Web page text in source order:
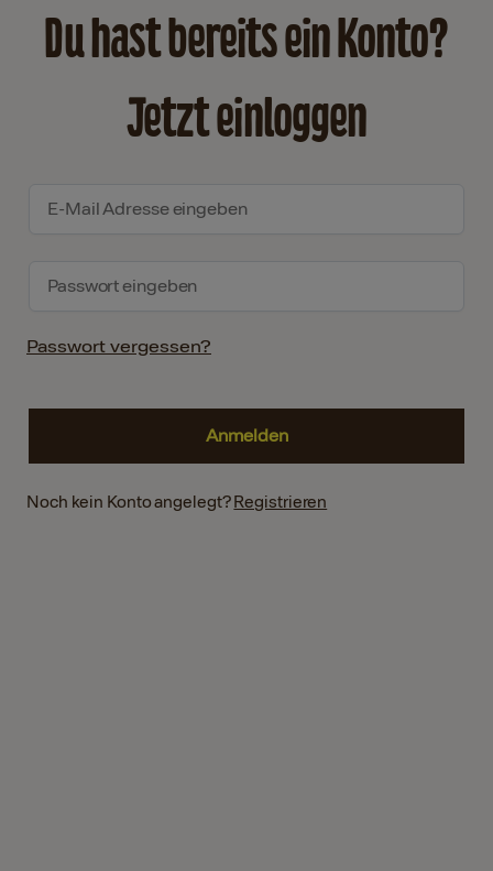
Du hast bereits ein Konto?
Jetzt einloggen
Passwort vergessen?
Noch kein Konto angelegt? Registrieren